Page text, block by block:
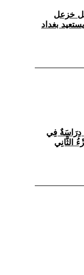
خزعل
بغداد
دِرَاسَةٌ فِي
الثَّانِي